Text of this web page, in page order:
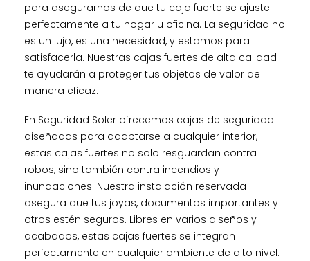
para asegurarnos de que tu caja fuerte se ajuste
perfectamente a tu hogar u oficina. La seguridad no
es un lujo, es una necesidad, y estamos para
satisfacerla. Nuestras cajas fuertes de alta calidad
te ayudarán a proteger tus objetos de valor de
manera eficaz.
En Seguridad Soler ofrecemos cajas de seguridad
diseñadas para adaptarse a cualquier interior,
estas cajas fuertes no solo resguardan contra
robos, sino también contra incendios y
inundaciones. Nuestra instalación reservada
asegura que tus joyas, documentos importantes y
otros estén seguros. Libres en varios diseños y
acabados, estas cajas fuertes se integran
perfectamente en cualquier ambiente de alto nivel.